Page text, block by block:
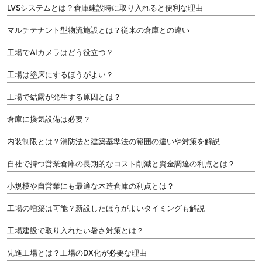
LVSシステムとは？倉庫建設時に取り入れると便利な理由
マルチテナント型物流施設とは？従来の倉庫との違い
工場でAIカメラはどう役立つ？
工場は塗床にするほうがよい？
工場で結露が発生する原因とは？
倉庫に換気設備は必要？
内装制限とは？消防法と建築基準法の範囲の違いや対策を解説
自社で持つ営業倉庫の長期的なコスト削減と資金調達の利点とは？
小規模や自営業にも最適な木造倉庫の利点とは？
工場の増築は可能？新設したほうがよいタイミングも解説
工場建設で取り入れたい暑さ対策とは？
先進工場とは？工場のDX化が必要な理由